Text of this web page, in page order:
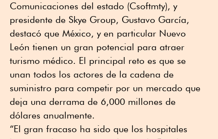
Comunicaciones del estado (Csoftmty), y
presidente de Skye Group, Gustavo García,
destacó que México, y en particular Nuevo
León tienen un gran potencial para atraer
turismo médico. El principal reto es que se
unan todos los actores de la cadena de
suministro para competir por un mercado que
deja una derrama de 6,000 millones de
dólares anualmente.
“El gran fracaso ha sido que los hospitales